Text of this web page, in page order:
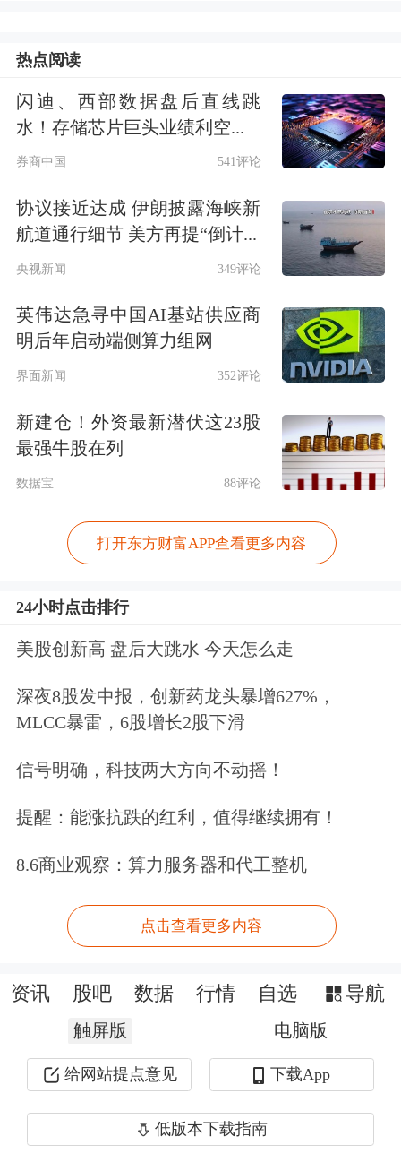
在埃及举行的加沙地带停火谈判‘非常
接近’达成协议”，他可能于本周末前往
中东。特朗普称，可能在11日或12日出
发前往中东。
明，宣布已达成协议，以结束加沙战
争、确保以色列撤军并实现以色列被扣
马斯呼吁美国总统特朗普及担保国确保
声明强调，“我们将始终坚守我们的承
诺。我们不会放弃我们人民的民族权
利，直到实现自由、独立和自决。”
在美国总统特朗普宣布以色列与哈马斯
达成和平计划第一阶段后，以色列总理
内塔尼亚胡于当地时间9日凌晨最新发
表声明称，“这对以色列来说是伟大的
们所有的被扣押人员带回家。”
72小时内，以色列被扣押人员将被释
以色列第12频道援引美方官员的话报道
称，“加沙战争已经结束。”
斯与巴勒斯坦各派别同意加沙停火计
热点阅读
闪迪、西部数据盘后直线跳
水！存储芯片巨头业绩利空...
券商中国 541评论
协议接近达成 伊朗披露海峡新
航道通行细节 美方再提“倒计...
央视新闻 349评论
英伟达急寻中国AI基站供应商
明后年启动端侧算力组网
界面新闻 352评论
新建仓！外资最新潜伏这23股
最强牛股在列
数据宝 88评论
打开东方财富APP查看更多内容
24小时点击排行
美股创新高 盘后大跳水 今天怎么走
深夜8股发中报，创新药龙头暴增627%，
MLCC暴雷，6股增长2股下滑
信号明确，科技两大方向不动摇！
提醒：能涨抗跌的红利，值得继续拥有！
8.6商业观察：算力服务器和代工整机
点击查看更多内容
资讯 股吧 数据 行情 自选 导航
触屏版 电脑版
给网站提点意见 下载App
低版本下载指南